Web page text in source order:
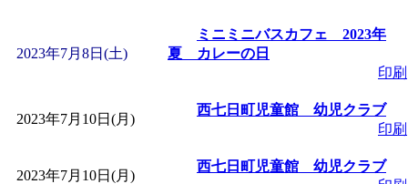
皆鶴姫のこびる塾
」 受付期間：～
「子育て交流広場「
2023年7月8日(土)
ミニミニバスカフェ 2023年
夏 カレーの日
印刷
2023年7月10日(月)
西七日町児童館 幼児クラブ
印刷
2023年7月10日(月)
西七日町児童館 幼児クラブ